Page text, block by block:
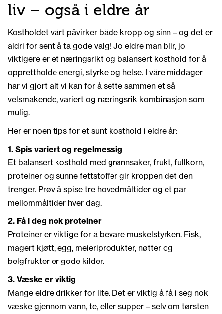
liv – også i eldre år
Kostholdet vårt påvirker både kropp og sinn – og det er
aldri for sent å ta gode valg! Jo eldre man blir, jo
viktigere er et næringsrikt og balansert kosthold for å
opprettholde energi, styrke og helse. I våre middager
har vi gjort alt vi kan for å sette sammen et så
velsmakende, variert og næringsrik kombinasjon som
mulig.
Her er noen tips for et sunt kosthold i eldre år:
1. Spis variert og regelmessig
Et balansert kosthold med grønnsaker, frukt, fullkorn,
proteiner og sunne fettstoffer gir kroppen det den
trenger. Prøv å spise tre hovedmåltider og et par
mellommåltider hver dag.
2. Få i deg nok proteiner
Proteiner er viktige for å bevare muskelstyrken. Fisk,
magert kjøtt, egg, meieriprodukter, nøtter og
belgfrukter er gode kilder.
3. Væske er viktig
Mange eldre drikker for lite. Det er viktig å få i seg nok
væske gjennom vann, te, eller supper – selv om tørsten